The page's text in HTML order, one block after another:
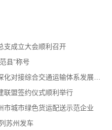
支成立大会顺利召开
县”称号
苏州市交通运输局与相城区政府深化对接综合交通运输体系发展事宜
联盟签约仪式顺利举行
市城市绿色货运配送示范企业
苏州发车